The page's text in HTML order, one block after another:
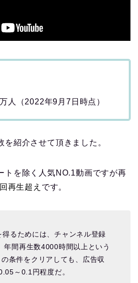
人（2022年9月7日時点）
紹介させて頂きました。
トを除く人気NO.1動画ですが再
再生超え です。
るためには、チャンネル登録
年間再生数4000時間以上という
条件をクリアしても、広告収
～0.1円程度だ。